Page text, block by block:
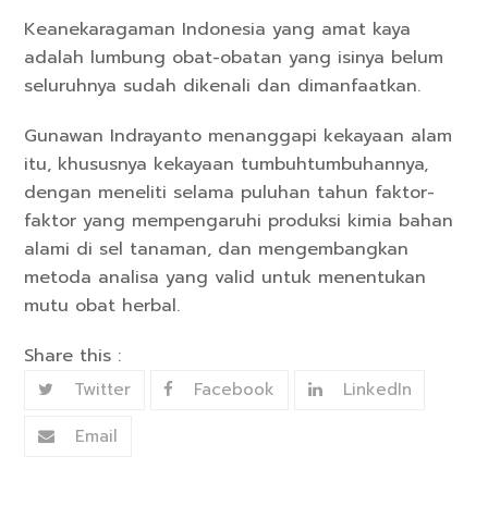
Keanekaragaman Indonesia yang amat kaya
adalah lumbung obat-obatan yang isinya belum
seluruhnya sudah dikenali dan dimanfaatkan.
Gunawan Indrayanto menanggapi kekayaan alam
itu, khususnya kekayaan tumbuhtumbuhannya,
dengan meneliti selama puluhan tahun faktor-
faktor yang mempengaruhi produksi kimia bahan
alami di sel tanaman, dan mengembangkan
metoda analisa yang valid untuk menentukan
mutu obat herbal.
Share this :
Twitter Facebook
LinkedIn
Email